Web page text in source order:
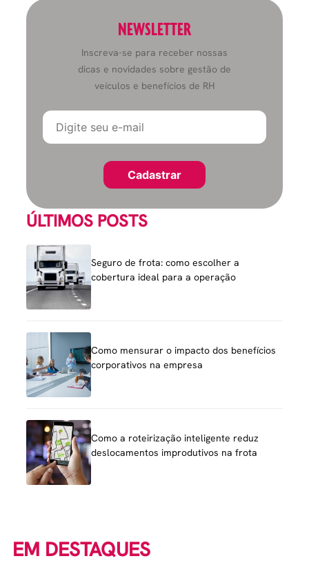
NEWSLETTER
Inscreva-se para receber nossas
dicas e novidades sobre gestão de
veículos e benefícios de RH
ÚLTIMOS POSTS
Seguro de frota: como escolher a
cobertura ideal para a operação
Como mensurar o impacto dos benefícios
corporativos na empresa
Como a roteirização inteligente reduz
deslocamentos improdutivos na frota
EM DESTAQUES